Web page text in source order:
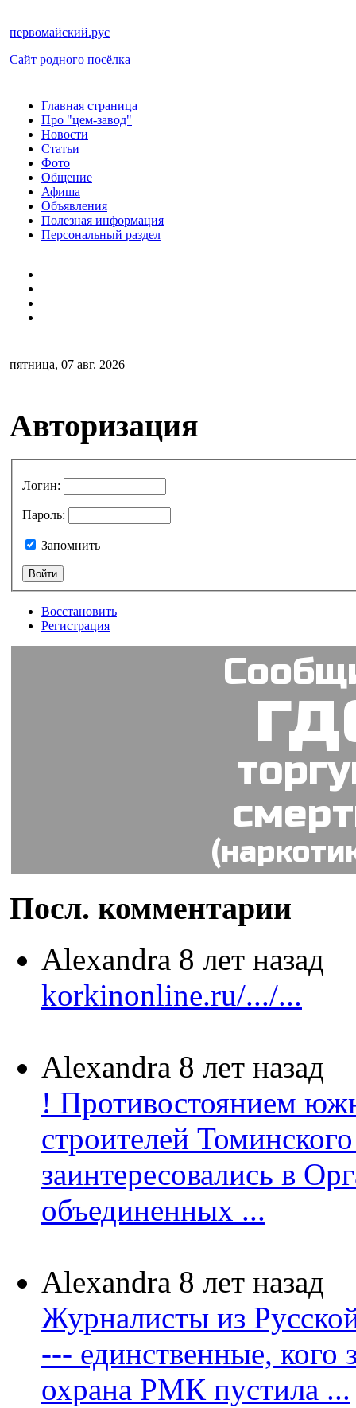
первомайский.рус
Сайт родного посёлка
Главная страница
Про "цем-завод"
Новости
Статьи
Фото
Общение
Афиша
Объявления
Полезная информация
Персональный раздел
пятница, 07 авг. 2026
Авторизация
Логин:
Пароль:
Запомнить
Восстановить
Регистрация
Посл. комментарии
Alexandra 8 лет назад
korkinonline.ru/.../...
Alexandra 8 лет назад
! Противостоянием
строителей
заинтересовались в
объединенных ...
Alexandra 8 лет назад
Журналисты из
--- единственные, кого
охрана РМК пустила ...